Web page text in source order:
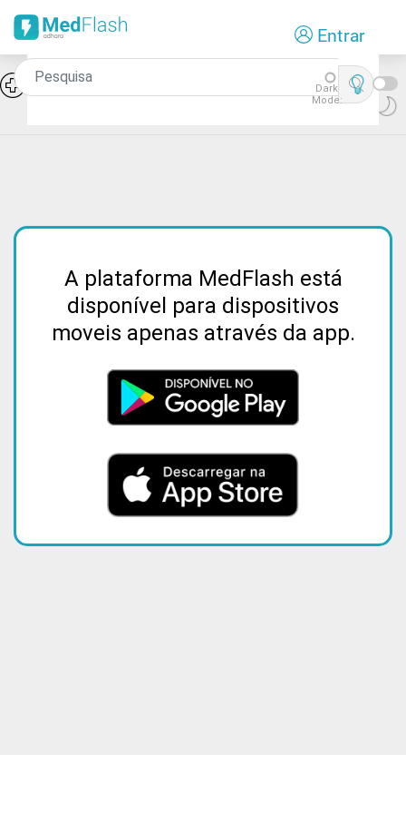
o
principal
Entrar
Icon Síndromes de falência medular:
Aplasia pura da série rubra
Dark
Mode:
A plataforma MedFlash está
disponível para dispositivos
moveis apenas através da app.